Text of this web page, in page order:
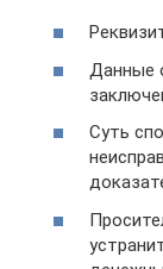
Данные
Суть